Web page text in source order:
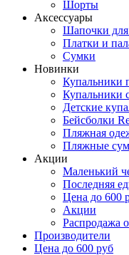
Шорты
Аксессуары
Шапочки для
Платки и
Сумки
Новинки
Купальники
Купальники
Детские
Бейсболки
Пляжная
Пляжные
Акции
Маленький
Последняя
Цена до 600
Акции
Распродажа
Производители
Цена до 600 руб